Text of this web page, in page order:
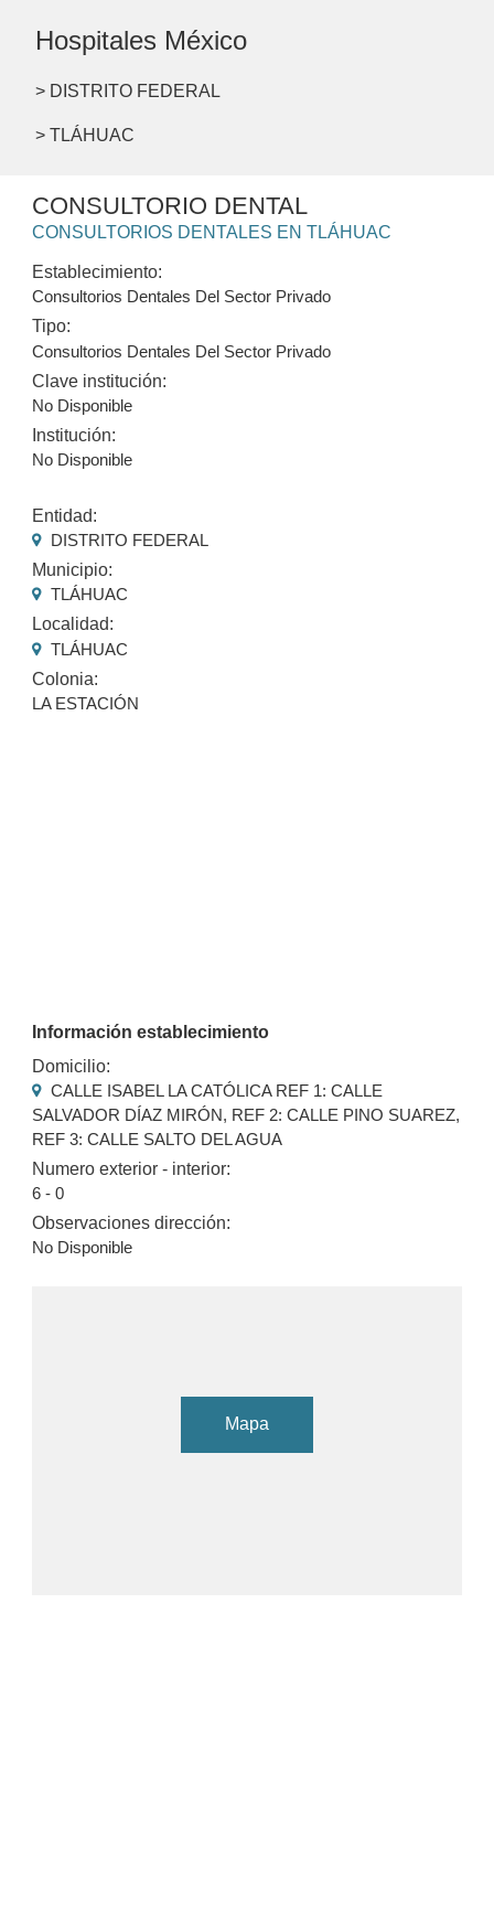
Hospitales México
> DISTRITO FEDERAL
> TLÁHUAC
CONSULTORIO DENTAL
CONSULTORIOS DENTALES EN TLÁHUAC
Establecimiento:
Consultorios Dentales Del Sector Privado
Tipo:
Consultorios Dentales Del Sector Privado
Clave institución:
No Disponible
Institución:
No Disponible
Entidad:
DISTRITO FEDERAL
Municipio:
TLÁHUAC
Localidad:
TLÁHUAC
Colonia:
LA ESTACIÓN
Información establecimiento
Domicilio:
CALLE ISABEL LA CATÓLICA REF 1: CALLE
SALVADOR DÍAZ MIRÓN, REF 2: CALLE PINO SUAREZ,
REF 3: CALLE SALTO DEL AGUA
Numero exterior - interior:
6 - 0
Observaciones dirección:
No Disponible
Mapa